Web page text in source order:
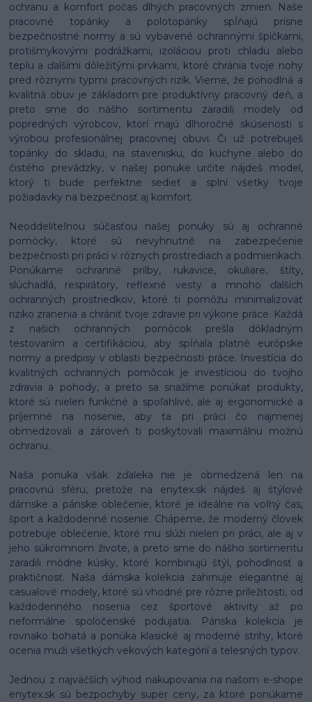
ochranu a komfort počas dlhých pracovných zmien. Naše
pracovné topánky a polotopánky spĺňajú prísne
bezpečnostné normy a sú vybavené ochrannými špičkami,
protišmykovými podrážkami, izoláciou proti chladu alebo
teplu a ďalšími dôležitými prvkami, ktoré chránia tvoje nohy
pred rôznymi typmi pracovných rizík. Vieme, že pohodlná a
kvalitná obuv je základom pre produktívny pracovný deň, a
preto sme do nášho sortimentu zaradili modely od
popredných výrobcov, ktorí majú dlhoročné skúsenosti s
výrobou profesionálnej pracovnej obuvi. Či už potrebuješ
topánky do skladu, na stavenisku, do kuchyne alebo do
čistého prevádzky, v našej ponuke určite nájdeš model,
ktorý ti bude perfektne sedieť a splní všetky tvoje
požiadavky na bezpečnosť aj komfort.
Neoddeliteľnou súčasťou našej ponuky sú aj ochranné
pomôcky, ktoré sú nevyhnutné na zabezpečenie
bezpečnosti pri práci v rôznych prostrediach a podmienkach.
Ponúkame ochranné prilby, rukavice, okuliare, štíty,
slúchadlá, respirátory, reflexné vesty a mnoho ďalších
ochranných prostriedkov, ktoré ti pomôžu minimalizovať
riziko zranenia a chrániť tvoje zdravie pri výkone práce. Každá
z našich ochranných pomôcok prešla dôkladným
testovaním a certifikáciou, aby spĺňala platné európske
normy a predpisy v oblasti bezpečnosti práce. Investícia do
kvalitných ochranných pomôcok je investíciou do tvojho
zdravia a pohody, a preto sa snažíme ponúkať produkty,
ktoré sú nielen funkčné a spoľahlivé, ale aj ergonomické a
príjemné na nosenie, aby ťa pri práci čo najmenej
obmedzovali a zároveň ti poskytovali maximálnu možnú
ochranu.
Naša ponuka však zďaleka nie je obmedzená len na
pracovnú sféru, pretože na enytex.sk nájdeš aj štýlové
dámske a pánske oblečenie, ktoré je ideálne na voľný čas,
šport a každodenné nosenie. Chápeme, že moderný človek
potrebuje oblečenie, ktoré mu slúži nielen pri práci, ale aj v
jeho súkromnom živote, a preto sme do nášho sortimentu
zaradili módne kúsky, ktoré kombinujú štýl, pohodlnosť a
praktičnosť. Naša dámska kolekcia zahrnuje elegantné aj
casualové modely, ktoré sú vhodné pre rôzne príležitosti, od
každodenného nosenia cez športové aktivity až po
neformálne spoločenské podujatia. Pánska kolekcia je
rovnako bohatá a ponúka klasické aj moderné strihy, ktoré
ocenia muži všetkých vekových kategórií a telesných typov.
Jednou z najväčších výhod nakupovania na našom e-shope
enytex.sk sú bezpochyby super ceny, za ktoré ponúkame